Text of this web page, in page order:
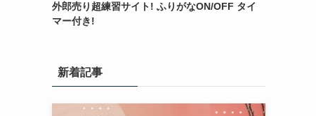
外郎売り超練習サイト! ふりがなON/OFF タイ
マー付き!
新着記事